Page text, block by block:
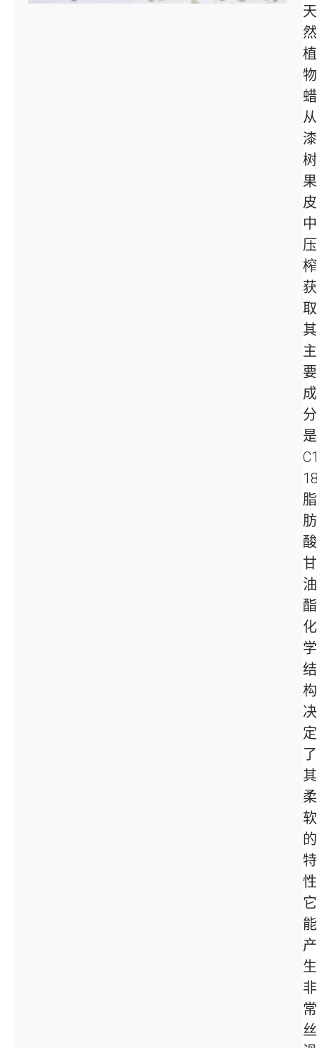
天
然
植
物
从
漆
树
果
皮
中
压
榨
获
其
主
要
成
分
是
脂
肪
酸
甘
油
化
学
结
构
决
定
了
其
柔
软
的
特
它
能
产
生
非
常
丝